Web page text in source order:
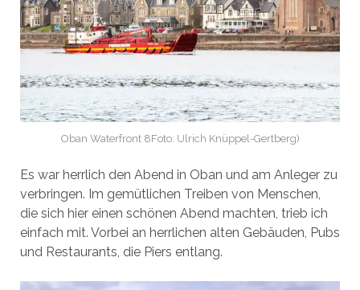
Oban Waterfront 8Foto: Ulrich Knüppel-Gertberg)
Es war herrlich den Abend in Oban und am Anleger zu
verbringen. Im gemütlichen Treiben von Menschen,
die sich hier einen schönen Abend machten, trieb ich
einfach mit. Vorbei an herrlichen alten Gebäuden, Pubs
und Restaurants, die Piers entlang.